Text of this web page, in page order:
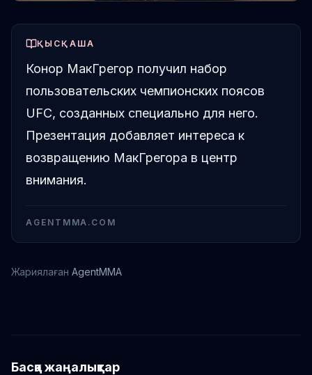
ҚЫСҚАША
Конор МакГрегор получил набор
пользовательских чемпионских поясов
UFC, созданных специально для него.
Презентация добавляет интереса к
возвращению МакГрегора в центр
внимания.
AGENTMMA.COM
Жариялаған AgentMMA
Басқа жаңалықтар